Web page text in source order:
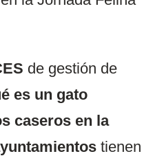
de gestión de
es un gato
caseros en la
tienen